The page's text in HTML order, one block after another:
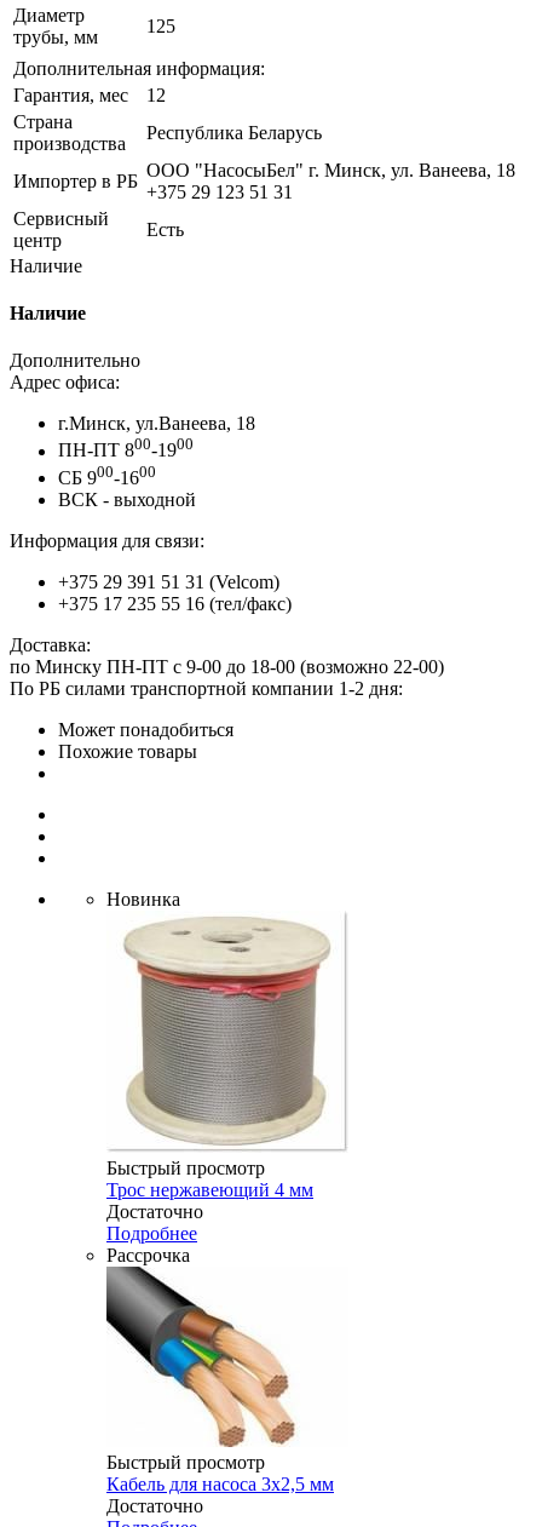
Диаметр
трубы, мм
125
Дополнительная информация:
Гарантия, мес
12
Страна
производства
Республика Беларусь
Импортер в РБ
ООО "НасосыБел" г. Минск, ул. Ванеева, 18
+375 29 123 51 31
Сервисный
центр
Есть
Наличие
Наличие
Дополнительно
Адрес офиса:
г.Минск, ул.Ванеева, 18
ПН-ПТ 800-1900
СБ 900-1600
ВСК - выходной
Информация для связи:
+375 29 391 51 31 (Velcom)
+375 17 235 55 16 (тел/факс)
Доставка:
по Минску ПН-ПТ с 9-00 до 18-00 (возможно 22-00)
По РБ силами транспортной компании 1-2 дня:
Может понадобиться
Похожие товары
Новинка
Быстрый просмотр
Трос нержавеющий 4 мм
Достаточно
Подробнее
Рассрочка
Быстрый просмотр
Кабель для насоса 3х2,5 мм
Достаточно